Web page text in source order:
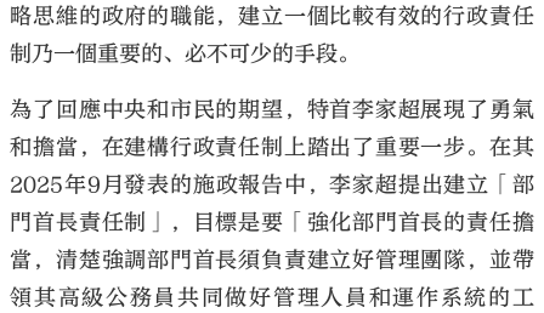
略思維的政府的職能，建立一個比較有效的行政責任
制乃一個重要的、必不可少的手段。
為了回應中央和市民的期望，特首李家超展現了勇氣
和擔當，在建構行政責任制上踏出了重要一步。在其
2025年9月發表的施政報告中，李家超提出建立「部
門首長責任制」，目標是要「強化部門首長的責任擔
當，清楚強調部門首長須負責建立好管理團隊，並帶
領其高級公務員共同做好管理人員和運作系統的工